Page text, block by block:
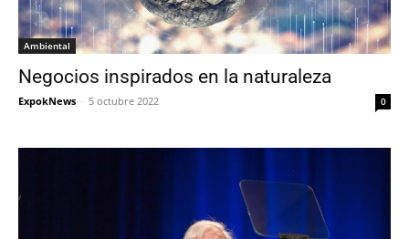
Ambiental
Negocios inspirados en la naturaleza
ExpokNews - 5 octubre 2022 0